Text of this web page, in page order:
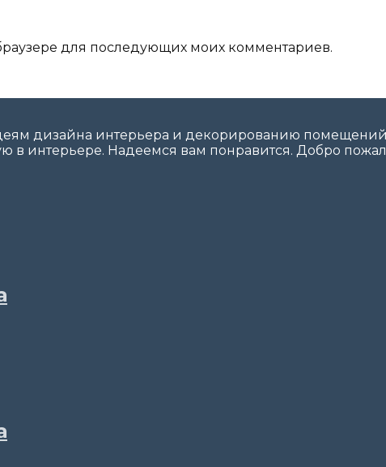
для последующих моих комментариев.
дизайна интерьера и декорированию
интерьере. Надеемся вам понравится. Добро